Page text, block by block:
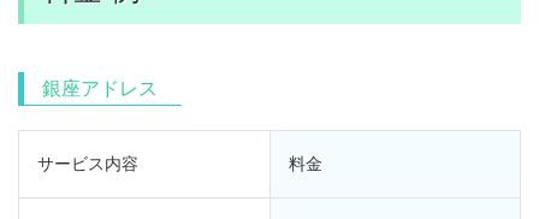
銀座アドレス
サービス内容 料金